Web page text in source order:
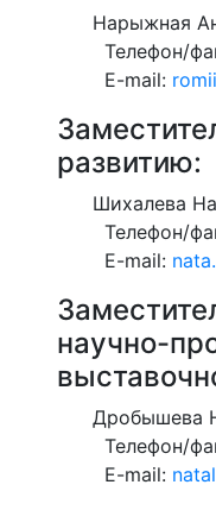
Нарыжная
Телефон/
E-mail:
развитию:
Шихалева
Телефон/
E-mail:
научно-
Дробышева
Телефон/
E-mail: